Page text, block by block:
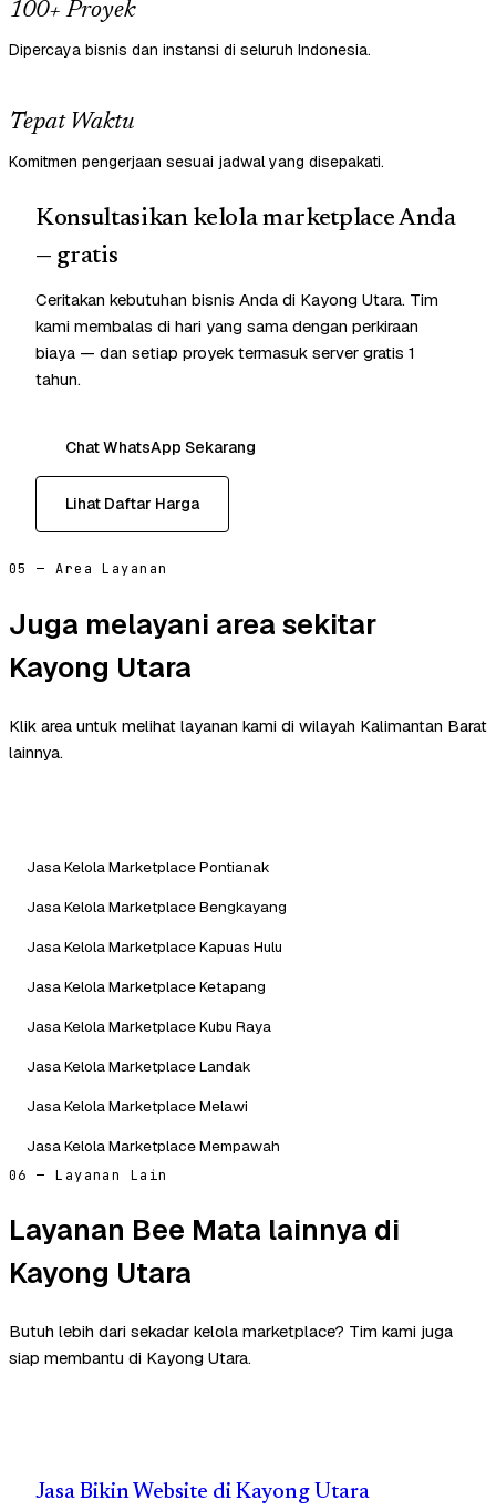
100+ Proyek
Dipercaya bisnis dan instansi di seluruh Indonesia.
Tepat Waktu
Komitmen pengerjaan sesuai jadwal yang disepakati.
Konsultasikan kelola marketplace Anda
— gratis
Ceritakan kebutuhan bisnis Anda di Kayong Utara. Tim
kami membalas di hari yang sama dengan perkiraan
biaya — dan setiap proyek termasuk server gratis 1
tahun.
Chat WhatsApp Sekarang
Lihat Daftar Harga
05 — Area Layanan
Juga melayani area sekitar
Kayong Utara
Klik area untuk melihat layanan kami di wilayah Kalimantan Barat
lainnya.
Jasa Kelola Marketplace Pontianak
Jasa Kelola Marketplace Bengkayang
Jasa Kelola Marketplace Kapuas Hulu
Jasa Kelola Marketplace Ketapang
Jasa Kelola Marketplace Kubu Raya
Jasa Kelola Marketplace Landak
Jasa Kelola Marketplace Melawi
Jasa Kelola Marketplace Mempawah
06 — Layanan Lain
Layanan Bee Mata lainnya di
Kayong Utara
Butuh lebih dari sekadar kelola marketplace? Tim kami juga
siap membantu di Kayong Utara.
Jasa Bikin Website di Kayong Utara